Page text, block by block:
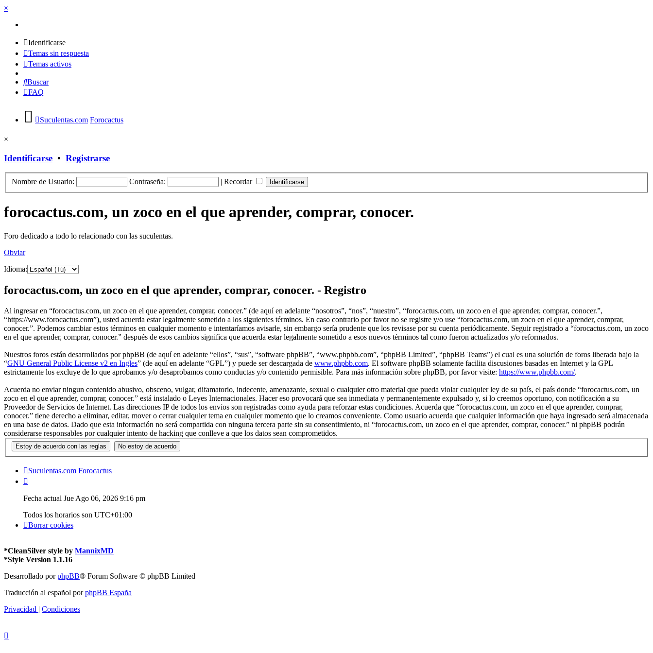
×
Identificarse
Temas sin respuesta
Temas activos
Buscar
FAQ
Suculentas.com Forocactus
×
Identificarse • Registrarse
Nombre de Usuario: Contraseña: | Recordar
forocactus.com, un zoco en el que aprender, comprar, conocer.
Foro dedicado a todo lo relacionado con las suculentas.
Obviar
Idioma:
forocactus.com, un zoco en el que aprender, comprar, conocer. - Registro
Al ingresar en “forocactus.com, un zoco en el que aprender, comprar, conocer.” (de aquí en adelante “nosotros”, “nos”, “nuestro”, “forocactus.com, un zoco en el que aprender, comprar, conocer.”,
“https://www.forocactus.com”), usted acuerda estar legalmente sometido a los siguientes términos. En caso contrario por favor no se registre y/o use “forocactus.com, un zoco en el que aprender, comprar,
conocer.”. Podemos cambiar estos términos en cualquier momento e intentaríamos avisarle, sin embargo sería prudente que los revisase por su cuenta periódicamente. Seguir registrado a “forocactus.com, un zoco
en el que aprender, comprar, conocer.” después de esos cambios significa que acuerda estar legalmente sometido a esos nuevos términos tal como fueron actualizados y/o reformados.
Nuestros foros están desarrollados por phpBB (de aquí en adelante “ellos”, “sus”, “software phpBB”, “www.phpbb.com”, “phpBB Limited”, “phpBB Teams”) el cual es una solución de foros liberada bajo la
“GNU General Public License v2 en Ingles” (de aquí en adelante “GPL”) y puede ser descargada de www.phpbb.com. El software phpBB solamente facilita discusiones basadas en Internet y la GPL
estrictamente los excluye de lo que aprobamos y/o desaprobamos como conductas y/o contenido permisible. Para más información sobre phpBB, por favor visite: https://www.phpbb.com/.
Acuerda no enviar ningun contenido abusivo, obsceno, vulgar, difamatorio, indecente, amenazante, sexual o cualquier otro material que pueda violar cualquier ley de su país, el país donde “forocactus.com, un
zoco en el que aprender, comprar, conocer.” está instalado o Leyes Internacionales. Hacer eso provocará que sea inmediata y permanentemente expulsado y, si lo creemos oportuno, con notificación a su
Proveedor de Servicios de Internet. Las direcciones IP de todos los envíos son registradas como ayuda para reforzar estas condiciones. Acuerda que “forocactus.com, un zoco en el que aprender, comprar,
conocer.” tiene derecho a eliminar, editar, mover o cerrar cualquier tema en cualquier momento que lo creamos conveniente. Como usuario acuerda que cualquier información que haya ingresado será almacenada
en una base de datos. Dado que esta información no será compartida con ninguna tercera parte sin su consentimiento, ni “forocactus.com, un zoco en el que aprender, comprar, conocer.” ni phpBB podrán
considerarse responsables por cualquier intento de hacking que conlleve a que los datos sean comprometidos.
Suculentas.com Forocactus
Fecha actual Jue Ago 06, 2026 9:16 pm
Todos los horarios son UTC+01:00
Borrar cookies
*CleanSilver style by MannixMD
*Style Version 1.1.16
Desarrollado porphpBB® Forum Software © phpBB Limited
Traducción al español porphpBB España
Privacidad | Condiciones